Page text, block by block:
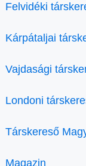
Felvidéki
Kárpátaljai
Vajdasági
Londoni
Társkereső
Magazin